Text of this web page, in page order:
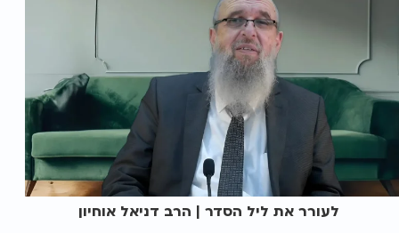
לעורר את ליל הסדר | הרב דניאל אוחיון